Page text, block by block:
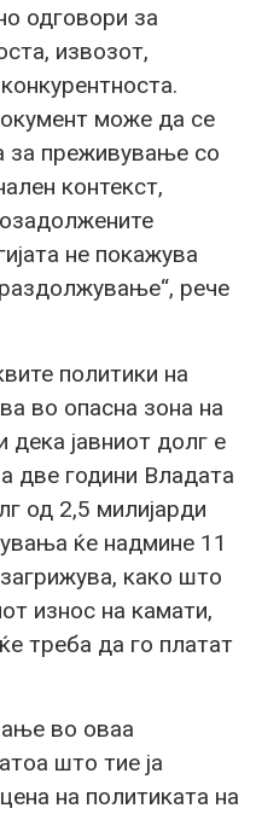
одговори за
извозот,
може да се
за преживување со
контекст,
не покажува
рече
политики на
во опасна зона на
дека јавниот долг е
две години Владата
од 2,5 милијарди
ќе надмине 11
како што
износ на камати,
треба да го платат
во оваа
што тие ја
на политиката на